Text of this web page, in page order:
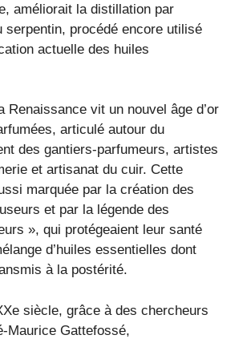
améliorait la distillation par
serpentin, procédé encore utilisé
actuelle des huiles
Renaissance vit un nouvel âge d’or
articulé autour du
des gantiers-parfumeurs, artistes
et artisanat du cuir. Cette
marquée par la création des
et par la légende des
», qui protégeaient leur santé
d’huiles essentielles dont
à la postérité.
siècle, grâce à des chercheurs
Maurice Gattefossé,